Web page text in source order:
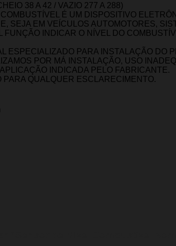
38 A 42 / VAZIO 277 A 288)
É UM DISPOSITIVO
SEJA EM VEÍCULOS AUTOMOTORES,
FUNÇÃO INDICAR O NÍVEL DO
ESPECIALIZADO PARA INSTALAÇÃO DO
POR MÁ INSTALAÇÃO, USO
INDICADA PELO FABRICANTE.
PARA QUALQUER ESCLARECIMENTO.